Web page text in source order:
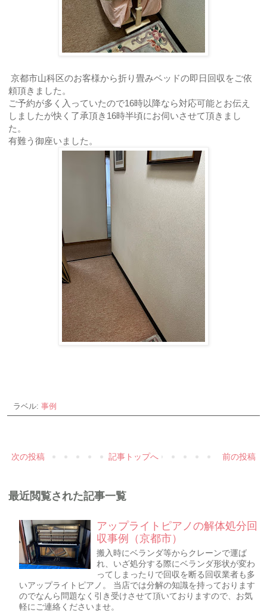
京都市山科区のお客様から折り畳みベッドの即日回収をご依
頼頂きました。
ご予約が多く入っていたので16時以降なら対応可能とお伝え
しましたが快く了承頂き16時半頃にお伺いさせて頂きまし
た。
有難う御座いました。
ラベル: 事例
次の投稿 前の投稿
記事トップへ
最近閲覧された記事一覧
アップライトピアノの解体処分回
収事例（京都市）
搬入時にベランダ等からクレーンで運ば
れ、いざ処分する際にベランダ形状が変わ
ってしまったりで回収を断る回収業者も多
いアップライトピアノ。 当店では分解の知識を持っております
のでなんら問題なく引き受けさせて頂いておりますので、お気
軽にご連絡くださいませ。